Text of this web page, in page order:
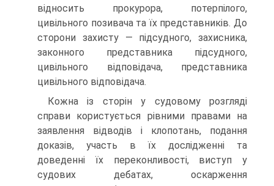
відносить прокурора, потерпілого,
цивільного позивача та їх представників. До
сторони захисту — підсудного, захисника,
законного представника підсудного,
цивільного відповідача, представника
цивільного відповідача.
Кожна із сторін у судовому розгляді
справи користується рівними правами на
заявлення відводів і клопотань, подання
доказів, участь в їх дослідженні та
доведенні їх переконливості, виступ у
судових дебатах, оскарження